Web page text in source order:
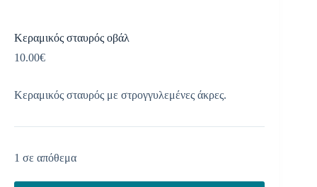
Κεραμικός σταυρός οβάλ
10.00€
Κεραμικός σταυρός με στρογγυλεμένες άκρες.
1 σε απόθεμα